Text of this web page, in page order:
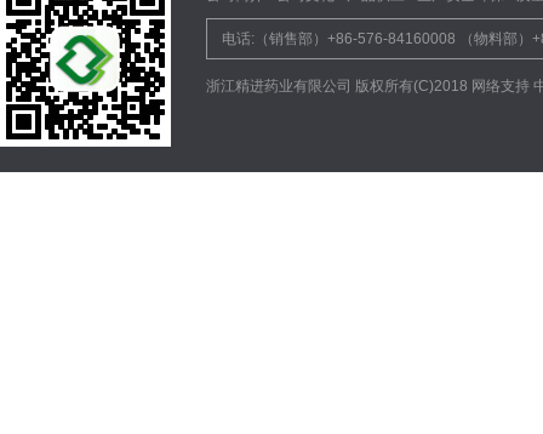
电话:（销售部）+86-576-84160008 （物料部
浙江精进药业有限公司 版权所有(C)2018 网络支持